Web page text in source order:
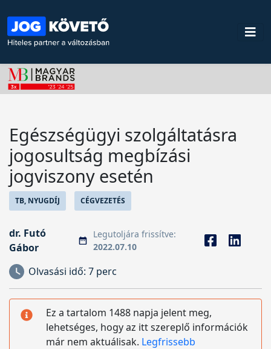
Egészségügyi szolgáltatásra
jogosultság megbízási
jogviszony esetén
TB, NYUGDÍJ CÉGVEZETÉS
dr. Futó
Gábor
Legutoljára frissítve:
2022.07.10
Olvasási idő: 7 perc
Ez a tartalom 1488 napja jelent meg,
lehetséges, hogy az itt szereplő információk
már nem aktuálisak. Legfrissebb